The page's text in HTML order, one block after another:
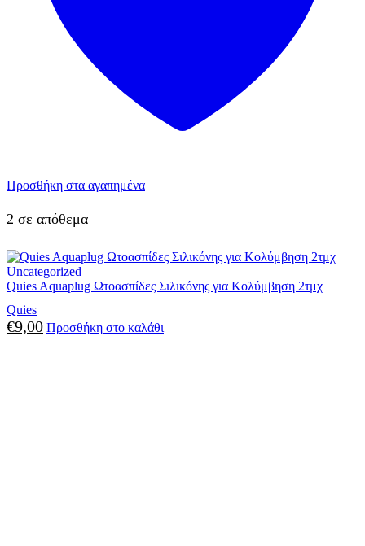
Προσθήκη στα αγαπημένα
2 σε απόθεμα
Uncategorized
Quies Aquaplug Ωτοασπίδες Σιλικόνης για Κολύμβηση 2τμχ
Quies
€9,00 Προσθήκη στο καλάθι